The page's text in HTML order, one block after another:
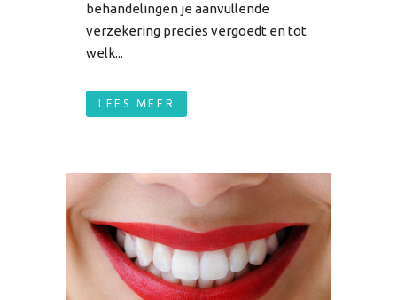
behandelingen je aanvullende
verzekering precies vergoedt en tot
welk...
LEES MEER